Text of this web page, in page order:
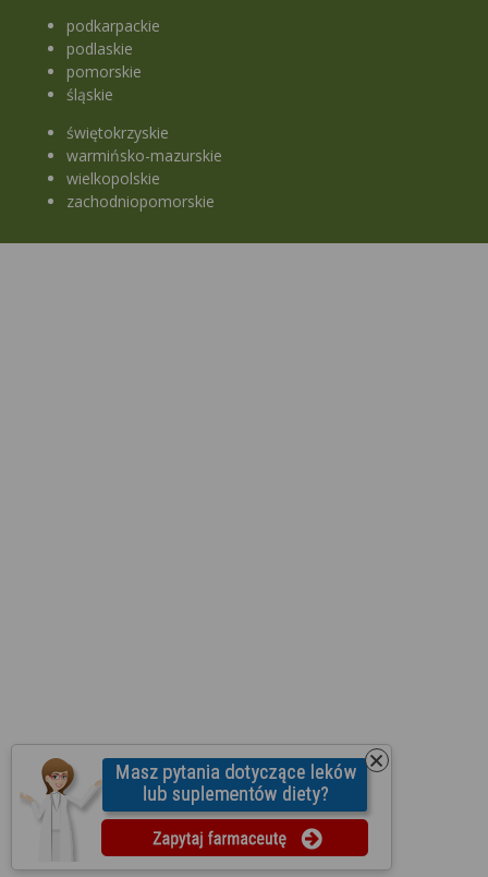
podkarpackie
podlaskie
pomorskie
śląskie
świętokrzyskie
warmińsko-mazurskie
wielkopolskie
zachodniopomorskie